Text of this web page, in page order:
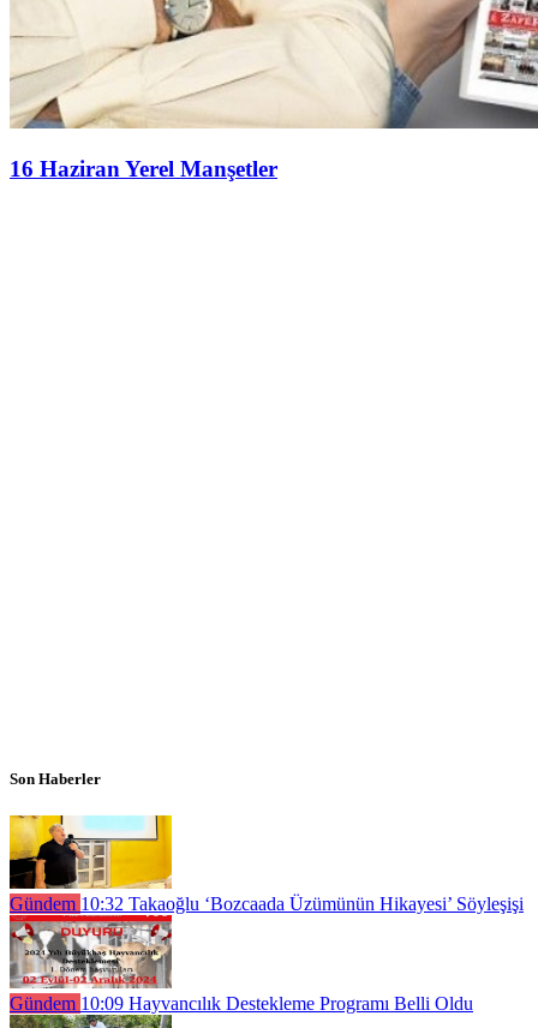
16 Haziran Yerel Manşetler
Son Haberler
Gündem 10:32 Takaoğlu ‘Bozcaada Üzümünün Hikayesi’ Söyleşişi
Gündem 10:09 Hayvancılık Destekleme Programı Belli Oldu